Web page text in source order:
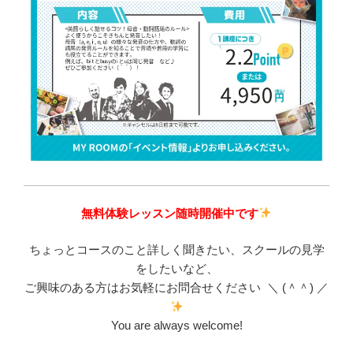
無料体験レッスン随時開催中です
ちょっとコースのこと詳しく聞きたい、スクールの見学
をしたいなど、
ご興味のある方はお気軽にお問合せください ＼ (＾＾) ／
You are always welcome!